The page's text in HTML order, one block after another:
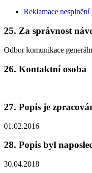
Reklamace
25. Za správnost
Odbor komunikace
26. Kontaktní osoba
27. Popis je
01.02.2016
28. Popis byl
30.04.2018